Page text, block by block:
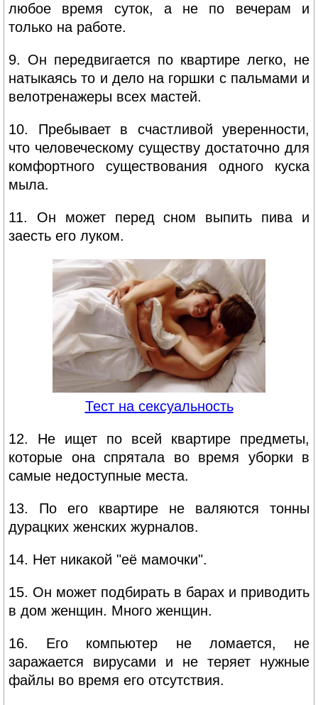
любое время суток, а не по вечерам и
только на работе.
9. Он передвигается по квартире легко, не
натыкаясь то и дело на горшки с пальмами и
велотренажеры всех мастей.
10. Пребывает в счастливой уверенности,
что человеческому существу достаточно для
комфортного существования одного куска
мыла.
11. Он может перед сном выпить пива и
заесть его луком.
Тест на сексуальность
12. Не ищет по всей квартире предметы,
которые она спрятала во время уборки в
самые недоступные места.
13. По его квартире не валяются тонны
дурацких женских журналов.
14. Нет никакой "её мамочки".
15. Он может подбирать в барах и приводить
в дом женщин. Много женщин.
16. Его компьютер не ломается, не
заражается вирусами и не теряет нужные
файлы во время его отсутствия.